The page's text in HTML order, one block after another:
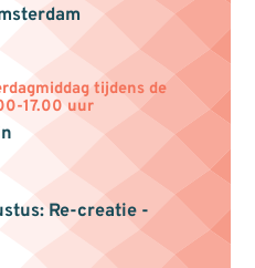
tijdens de
17.00 uur
Re-creatie -